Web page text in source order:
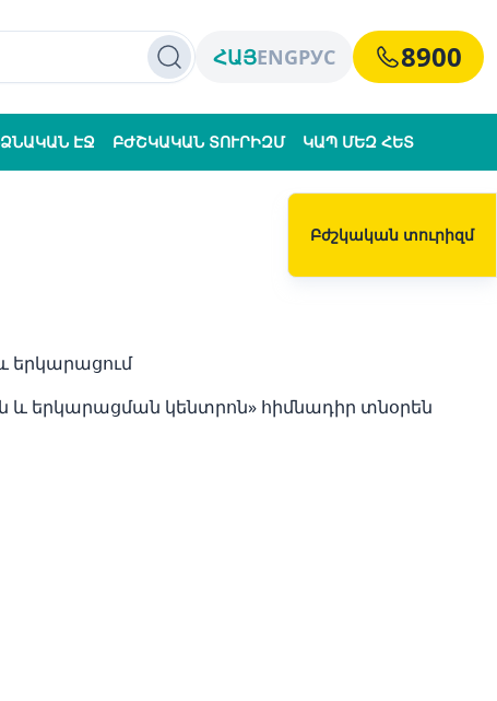
ՀԱՅENGРУС 8900
ԷՋ ԲԺՇԿԱԿԱՆ ՏՈՒՐԻԶՄ ԿԱՊ ՄԵԶ ՀԵՏ
երկարացում
և երկարացման կենտրոն» հիմնադիր տնօրեն
Բժշկական տուրիզմ